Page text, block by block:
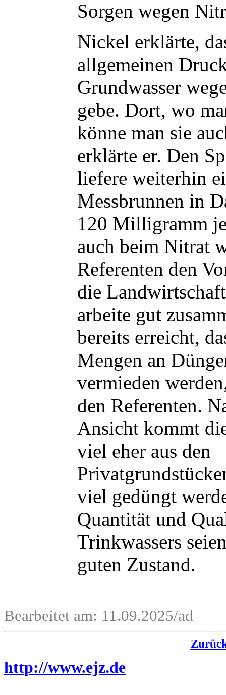
Sorgen wegen
Nickel erklärte,
allgemeinen
Grundwasser
gebe. Dort, wo
könne man sie
erklärte er. Den
liefere weiterhin
Messbrunnen in
120 Milligramm
auch beim Nitrat
Referenten den
die
arbeite gut
bereits erreicht,
Mengen an
vermieden
den Referenten.
Ansicht kommt
viel eher aus den
viel gedüngt
Quantität und
Trinkwassers
guten Zustand.
Bearbeitet am: 11.09.2025/ad
http://www.ejz.de